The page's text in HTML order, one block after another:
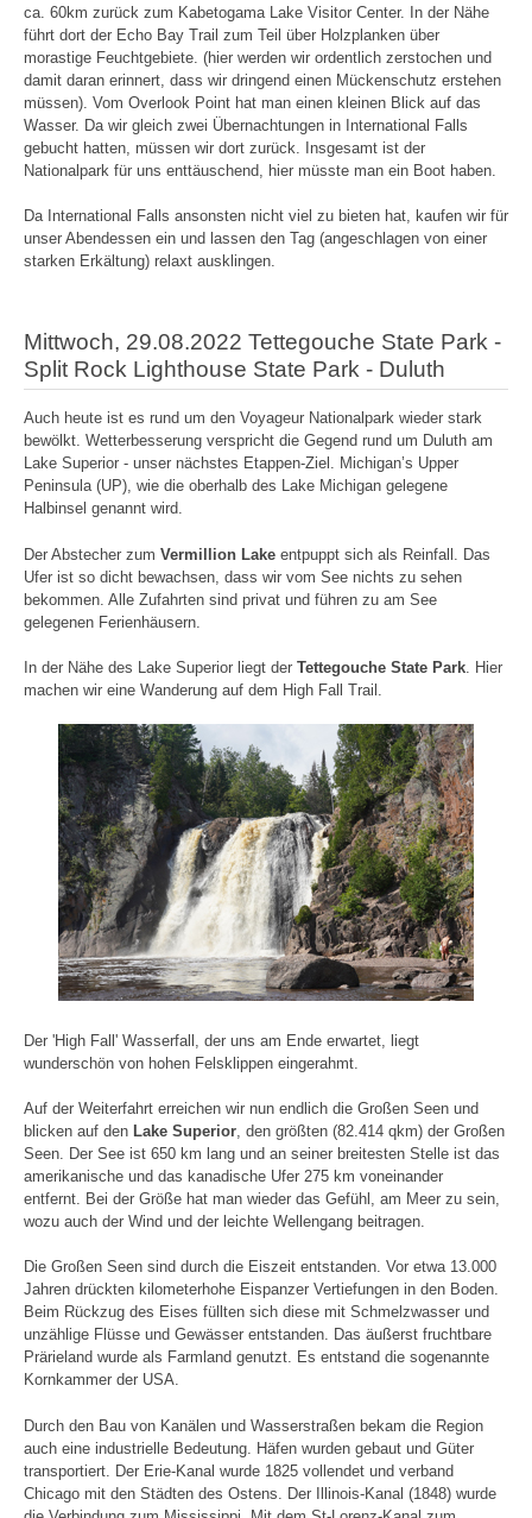
ca. 60km zurück zum Kabetogama Lake Visitor Center. In der Nähe
führt dort der Echo Bay Trail zum Teil über Holzplanken über
morastige Feuchtgebiete. (hier werden wir ordentlich zerstochen und
damit daran erinnert, dass wir dringend einen Mückenschutz erstehen
müssen). Vom Overlook Point hat man einen kleinen Blick auf das
Wasser. Da wir gleich zwei Übernachtungen in International Falls
gebucht hatten, müssen wir dort zurück. Insgesamt ist der
Nationalpark für uns enttäuschend, hier müsste man ein Boot haben.
Da International Falls ansonsten nicht viel zu bieten hat, kaufen wir für
unser Abendessen ein und lassen den Tag (angeschlagen von einer
starken Erkältung) relaxt ausklingen.
Mittwoch, 29.08.2022 Tettegouche State Park -
Split Rock Lighthouse State Park - Duluth
Auch heute ist es rund um den Voyageur Nationalpark wieder stark
bewölkt. Wetterbesserung verspricht die Gegend rund um Duluth am
Lake Superior - unser nächstes Etappen-Ziel. Michigan’s Upper
Peninsula (UP), wie die oberhalb des Lake Michigan gelegene
Halbinsel genannt wird.
Der Abstecher zum Vermillion Lake entpuppt sich als Reinfall. Das
Ufer ist so dicht bewachsen, dass wir vom See nichts zu sehen
bekommen. Alle Zufahrten sind privat und führen zu am See
gelegenen Ferienhäusern.
In der Nähe des Lake Superior liegt der Tettegouche State Park . Hier
machen wir eine Wanderung auf dem High Fall Trail.
Der 'High Fall' Wasserfall, der uns am Ende erwartet, liegt
wunderschön von hohen Felsklippen eingerahmt.
Auf der Weiterfahrt erreichen wir nun endlich die Großen Seen und
blicken auf den Lake Superior, den größten (82.414 qkm) der Großen
Seen. Der See ist 650 km lang und an seiner breitesten Stelle ist das
amerikanische und das kanadische Ufer 275 km voneinander
entfernt. Bei der Größe hat man wieder das Gefühl, am Meer zu sein,
wozu auch der Wind und der leichte Wellengang beitragen.
Die Großen Seen sind durch die Eiszeit entstanden. Vor etwa 13.000
Jahren drückten kilometerhohe Eispanzer Vertiefungen in den Boden.
Beim Rückzug des Eises füllten sich diese mit Schmelzwasser und
unzählige Flüsse und Gewässer entstanden. Das äußerst fruchtbare
Prärieland wurde als Farmland genutzt. Es entstand die sogenannte
Kornkammer der USA.
Durch den Bau von Kanälen und Wasserstraßen bekam die Region
auch eine industrielle Bedeutung. Häfen wurden gebaut und Güter
transportiert. Der Erie-Kanal wurde 1825 vollendet und verband
Chicago mit den Städten des Ostens. Der Illinois-Kanal (1848) wurde